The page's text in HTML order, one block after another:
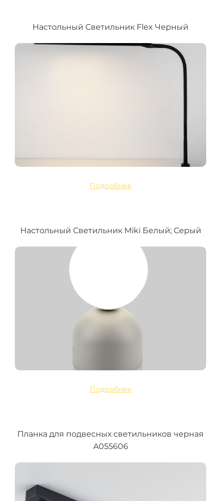
Настольный Светильник Flex Черный
Подробнее
Настольный Светильник Miki Белый; Серый
Подробнее
Планка для подвесных светильников черная
A055606